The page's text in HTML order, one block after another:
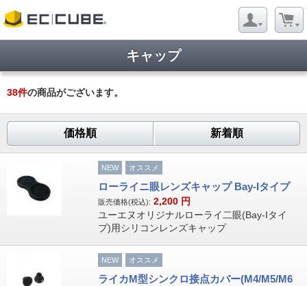
キャップ
38件の商品がございます。
価格順 新着順
NEW オススメ
ローライニ眼レンズキャップ Bay-Iタイプ
販売価格(税込): 2,200 円
ユーエヌオリジナルローライ二眼(Bay-Iタイ
プ)用シリコンレンズキャップ
NEW オススメ
ライカM型シンクロ接点カバー(M4/M5/M6